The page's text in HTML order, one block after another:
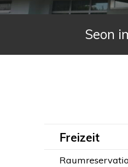
Seon
Freizeit